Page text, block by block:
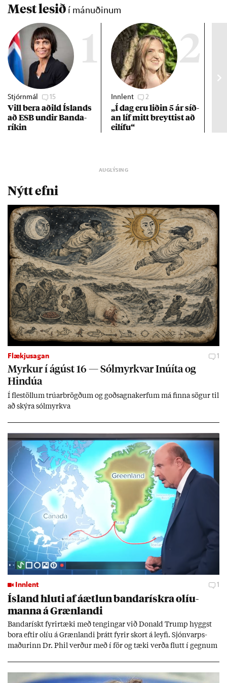
Mest lesið í mánuðinum
1
Stjórnmál 15
Vill bera að­ild Ís­lands
að ESB und­ir Banda­
rík­in
2
Innlent 2
„Í dag eru lið­in 5 ár síð­
an líf mitt breytt­ist að
ei­lífu“
Nýtt efni
Flækjusagan 1
Myrk­ur í ág­úst 16 — Sól­myrkv­ar Inúíta og
Hind­úa
Í flest­öll­um trú­ar­brögð­um og goð­sagna­kerf­um má finna sög­ur til
að skýra sól­myrkva
Innlent 1
Ís­land hluti af áætl­un banda­rískra ol­íu­
manna á Græn­landi
Banda­rískt fyr­ir­tæki með teng­ing­ar við Don­ald Trump hyggst
bora eft­ir olíu á Græn­landi þrátt fyr­ir skort á leyfi. Sjón­varps­
mað­ur­inn Dr. Phil verð­ur með í för og tæki verða flutt í gegn­um